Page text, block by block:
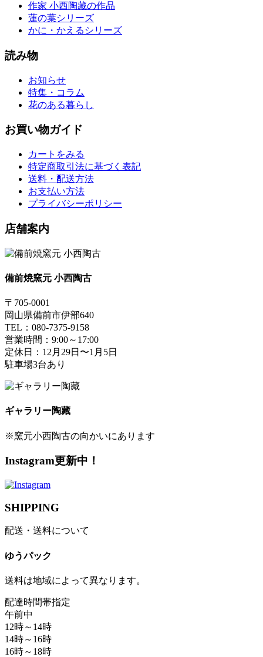
作家 小西陶藏の作品
蓮の葉シリーズ
かに・かえるシリーズ
読み物
お知らせ
特集・コラム
花のある暮らし
お買い物ガイド
カートをみる
特定商取引法に基づく表記
送料・配送方法
お支払い方法
プライバシーポリシー
店舗案内
備前焼窯元 小西陶古
〒705-0001
岡山県備前市伊部640
TEL：080-7375-9158
営業時間：9:00～17:00
定休日：12月29日〜1月5日
駐車場3台あり
ギャラリー陶藏
※窯元小西陶古の向かいにあります
Instagram更新中！
SHIPPING
配送・送料について
ゆうパック
送料は地域によって異なります。
配達時間帯指定
午前中
12時～14時
14時～16時
16時～18時